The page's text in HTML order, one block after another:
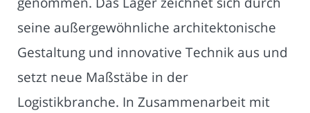
seine außergewöhnliche architektonische
Gestaltung und innovative Technik aus und
setzt neue Maßstäbe in der
Logistikbranche. In Zusammenarbeit mit